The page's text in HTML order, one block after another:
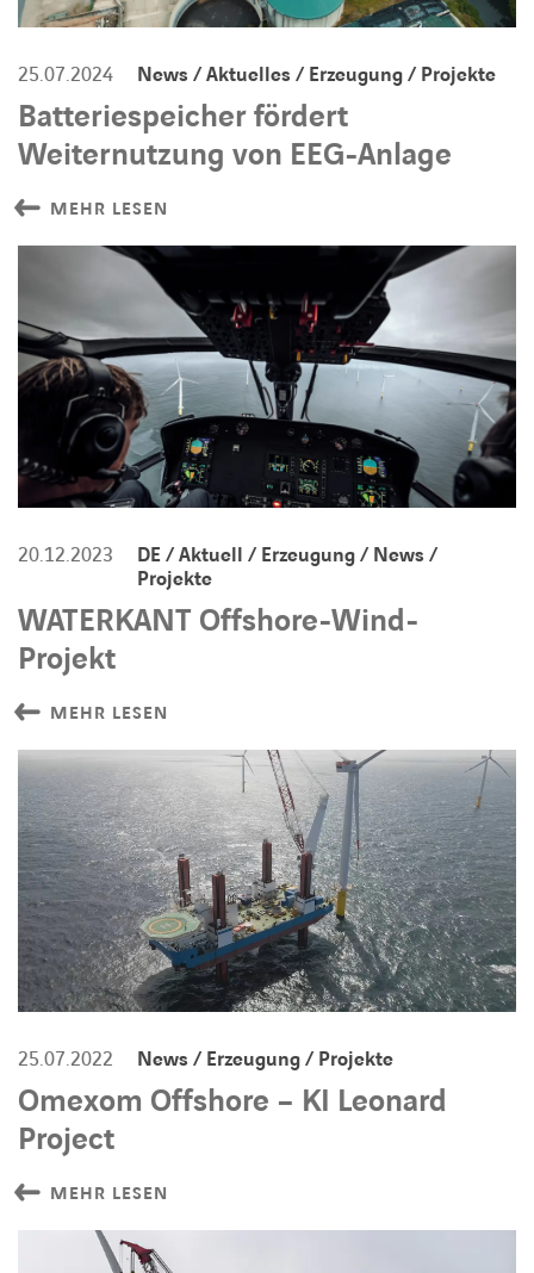
25.07.2024 News / Aktuelles / Erzeugung / Projekte
Batteriespeicher fördert
Weiternutzung von EEG-Anlage
MEHR LESEN
20.12.2023
DE / Aktuell / Erzeugung / News /
Projekte
WATERKANT Offshore-Wind-
Projekt
MEHR LESEN
25.07.2022 News / Erzeugung / Projekte
Omexom Offshore – KI Leonard
Project
MEHR LESEN